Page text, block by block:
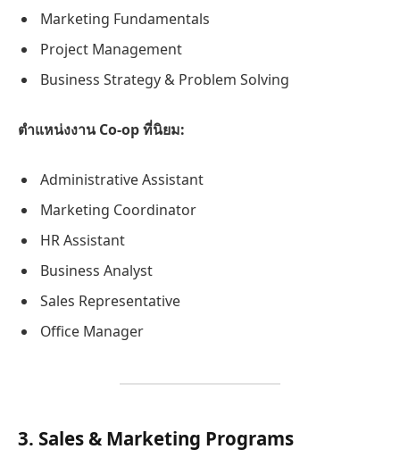
Marketing Fundamentals
Project Management
Business Strategy & Problem Solving
ตำแหน่งงาน Co-op ที่นิยม:
Administrative Assistant
Marketing Coordinator
HR Assistant
Business Analyst
Sales Representative
Office Manager
3. Sales & Marketing Programs